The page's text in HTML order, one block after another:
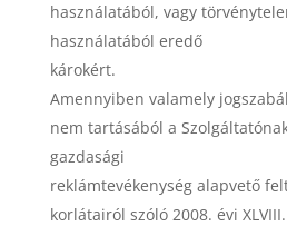
használatából, vagy
használatából eredő
károkért.
Amennyiben valamely
nem tartásából a
gazdasági
reklámtevékenység alapvető
korlátairól szóló 2008. évi